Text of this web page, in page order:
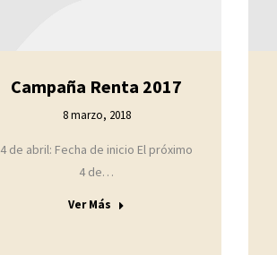
Campaña Renta 2017
8 marzo, 2018
4 de abril: Fecha de inicio El próximo
4 de…
Ver Más